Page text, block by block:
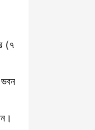
(৭
ভবন